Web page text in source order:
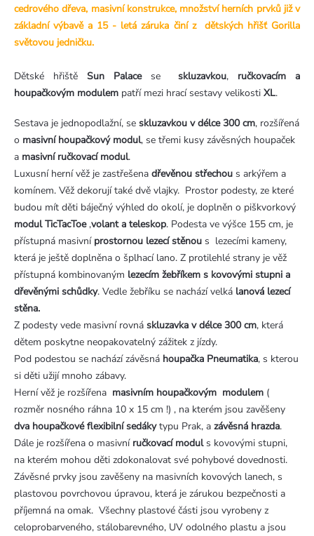
cedrového dřeva, masivní konstrukce, množství herních prvků již v
základní výbavě a 15 - letá záruka činí z dětských hřišť Gorilla
světovou jedničku.
Dětské hřiště Sun Palaceseskluzavkou, ručkovacím a
houpačkovým modulem patří mezi hrací sestavy velikosti XL.
Sestava je jednopodlažní, se skluzavkou v délce 300 cm, rozšířená
o masivní houpačkový modul, se třemi kusy závěsných houpaček
a masivní ručkovací modul.
Luxusní herní věž je zastřešena dřevěnou střechou s arkýřem a
komínem. Věž dekorují také dvě vlajky. Prostor podesty, ze které
budou mít děti báječný výhled do okolí, je doplněn o piškvorkový
modul TicTacToe,volant a teleskop. Podesta ve výšce 155 cm, je
přístupná masivníprostornou lezecí stěnou s lezecími kameny,
která je ještě doplněna o šplhací lano. Z protilehlé strany je věž
přístupná kombinovaným lezecím žebříkem s kovovými stupni a
dřevěnými schůdky. Vedle žebříku se nachází velká lanová lezecí
stěna.
Z podesty vede masivní rovná skluzavka v délce 300 cm, která
dětem poskytne neopakovatelný zážitek z jízdy.
Pod podestou se nachází závěsná houpačka Pneumatika, s kterou
si děti užijí mnoho zábavy.
Herní věž je rozšířena masivním houpačkovým modulem (
rozměr nosného ráhna 10 x 15 cm !) , na kterém jsou zavěšeny
dva houpačkové flexibilní sedákytypu Prak, a závěsná hrazda.
Dále je rozšířena o masivníručkovací modul s kovovými stupni,
na kterém mohou děti zdokonalovat své pohybové dovednosti.
Závěsné prvky jsou zavěšeny na masivních kovových lanech, s
plastovou povrchovou úpravou, která je zárukou bezpečnosti a
příjemná na omak. Všechny plastové části jsou vyrobeny z
celoprobarveného, stálobarevného, UV odolného plastu a jsou